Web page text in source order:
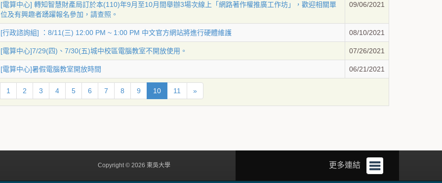
[電算中心] 轉知智慧財產局訂於本(110)年9月至10月間舉辦3場次線上「網路著作權推廣工作坊」，歡迎相關單
位及有興趣者踴躍報名參加，請查照。
09/06/2021
[行政諮詢組] ：8/11(三) 12:00 PM ~ 1:00 PM 中文官方網站將進行硬體維護 08/10/2021
[電算中心]7/29(四)、7/30(五)城中校區電腦教室不開放使用。 07/26/2021
[電算中心]暑假電腦教室開放時間 06/21/2021
1 2 3 4 5 6 7 8 9 10 11 »
更多連結
Copyright © 2026 東吳大學